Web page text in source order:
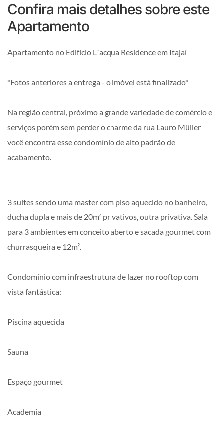
Confira mais detalhes sobre este
Apartamento
Apartamento no Edifício L´acqua Residence em Itajaí
*Fotos anteriores a entrega - o imóvel está finalizado*
Na região central, próximo a grande variedade de comércio e
serviços porém sem perder o charme da rua Lauro Müller
você encontra esse condomínio de alto padrão de
acabamento.
3 suítes sendo uma master com piso aquecido no banheiro,
ducha dupla e mais de 20m² privativos, outra privativa. Sala
para 3 ambientes em conceito aberto e sacada gourmet com
churrasqueira e 12m².
Condomínio com infraestrutura de lazer no rooftop com
vista fantástica:
Piscina aquecida
Sauna
Espaço gourmet
Academia